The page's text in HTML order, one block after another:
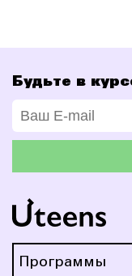
Будьте в
Программы